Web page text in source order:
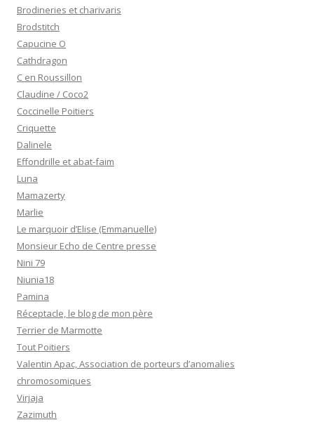
Brodineries et charivaris
Brodstitch
Capucine O
Cathdragon
C en Roussillon
Claudine / Coco2
Coccinelle Poitiers
Criquette
Dalinele
Effondrille et abat-faim
Luna
Mamazerty
Marlie
Le marquoir d’Elise (Emmanuelle)
Monsieur Echo de Centre presse
Nini 79
Niunia18
Pamina
Réceptacle, le blog de mon père
Terrier de Marmotte
Tout Poitiers
Valentin Apac, Association de porteurs d’anomalies
chromosomiques
Virjaja
Zazimuth